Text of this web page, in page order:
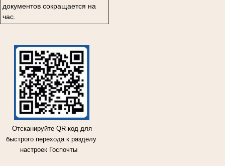
документов сокращается на
час.
Отсканируйте QR-код для
быстрого перехода к разделу
настроек Госпочты